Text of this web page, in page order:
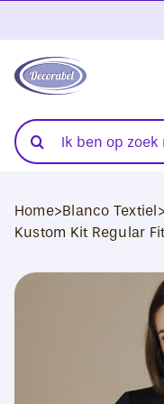
naar
inhoud
Folies
Transferpersen
DTF Transfers
Zoeken
naar:
Home>Blanco Textiel>
Kustom Kit Regular